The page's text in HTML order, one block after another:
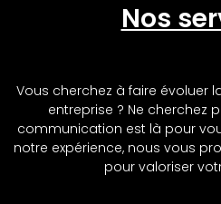
Nos
Vous cherchez à faire évoluer
entreprise ? Ne cherchez
communication est là pour
notre expérience, nous vous
pour valoriser